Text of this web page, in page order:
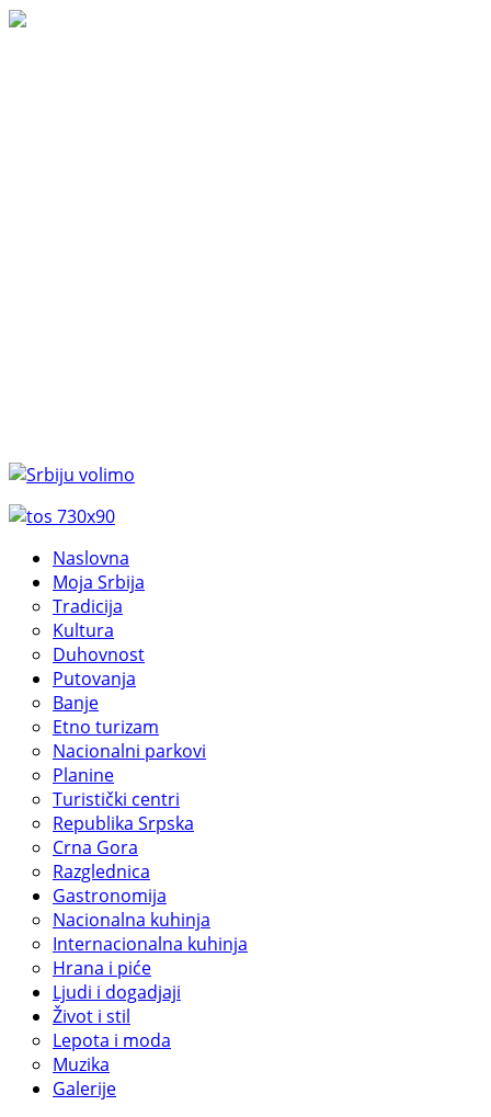
Naslovna
Moja Srbija
Tradicija
Kultura
Duhovnost
Putovanja
Banje
Etno turizam
Nacionalni parkovi
Planine
Turistički centri
Republika Srpska
Crna Gora
Razglednica
Gastronomija
Nacionalna kuhinja
Internacionalna kuhinja
Hrana i piće
Ljudi i dogadjaji
Život i stil
Lepota i moda
Muzika
Galerije